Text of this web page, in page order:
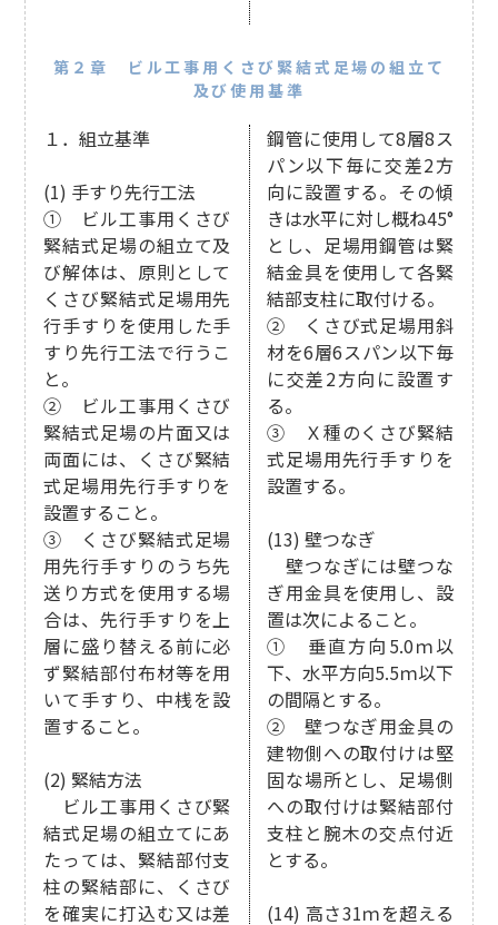
第２章 ビル工事用くさび緊結式足場の組立て
及び使用基準
１．組立基準
(1) 手すり先行工法
① ビル工事用くさび
緊結式足場の組立て及
び解体は、原則として
くさび緊結式足場用先
行手すりを使用した手
すり先行工法で行うこ
と。
② ビル工事用くさび
緊結式足場の片面又は
両面には、くさび緊結
式足場用先行手すりを
設置すること。
③ くさび緊結式足場
用先行手すりのうち先
送り方式を使用する場
合は、先行手すりを上
層に盛り替える前に必
ず緊結部付布材等を用
いて手すり、中桟を設
置すること。
(2) 緊結方法
ビル工事用くさび緊
結式足場の組立てにあ
たっては、緊結部付支
柱の緊結部に、くさび
を確実に打込む又は差
鋼管に使用して8層8ス
パン以下毎に交差2方
向に設置する。その傾
きは水平に対し概ね45°
とし、足場用鋼管は緊
結金具を使用して各緊
結部支柱に取付ける。
② くさび式足場用斜
材を6層6スパン以下毎
に交差2方向に設置す
る。
③ Ｘ種のくさび緊結
式足場用先行手すりを
設置する。
(13) 壁つなぎ
壁つなぎには壁つな
ぎ用金具を使用し、設
置は次によること。
① 垂直方向5.0ｍ以
下、水平方向5.5ｍ以下
の間隔とする。
② 壁つなぎ用金具の
建物側への取付けは堅
固な場所とし、足場側
への取付けは緊結部付
支柱と腕木の交点付近
とする。
(14) 高さ31ｍを超える